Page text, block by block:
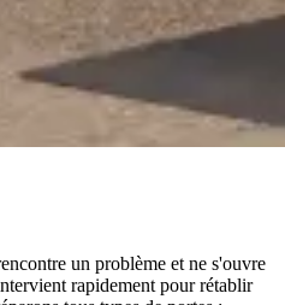
un problème et ne s'ouvre
rapidement pour rétablir